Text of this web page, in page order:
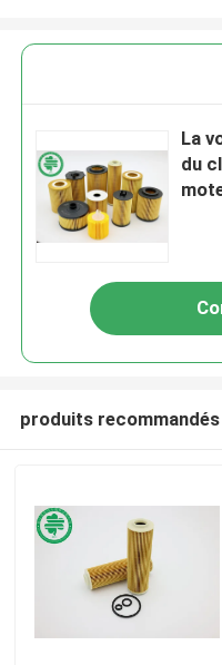
La
du
produits recommandés